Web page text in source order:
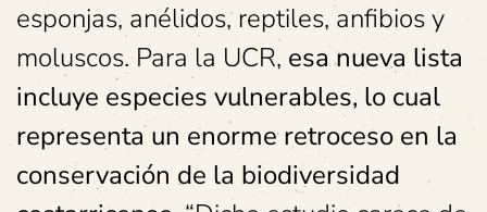
esponjas, anélidos, reptiles, anfibios y
moluscos. Para la UCR, esa nueva lista
incluye especies vulnerables, lo cual
representa un enorme retroceso en la
conservación de la biodiversidad